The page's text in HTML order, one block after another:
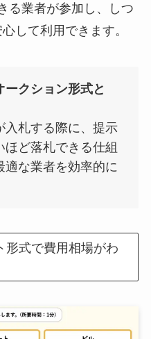
る業者が参加し、しつ
して利用できます。
クション形式と
入札する際に、提示
ほど落札できる仕組
適な業者を効率的に
式で費用相場がわ